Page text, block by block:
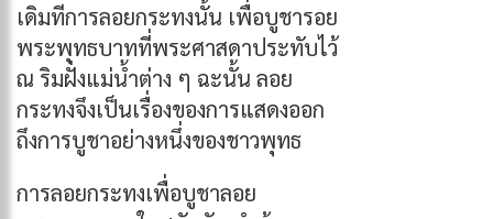
เดิมทีการลอยกระทงนั้น เพื่อบูชารอย
พระพุทธบาทที่พระศาสดาประทับไว้
ณ ริมฝั่งแม่น้ำต่าง ๆ ฉะนั้น ลอย
กระทงจึงเป็นเรื่องของการแสดงออก
ถึงการบูชาอย่างหนึ่งของชาวพุทธ
การลอยกระทงเพื่อบูชาลอย